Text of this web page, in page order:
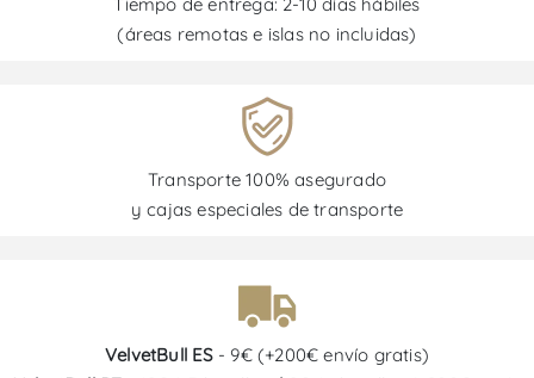
(áreas remotas e islas no incluidas)
Transporte 100% asegurado
y cajas especiales de transporte
VelvetBull ES- 9€ (+200€ envío gratis)